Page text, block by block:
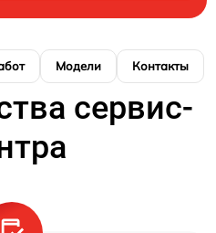
Модели Контакты
сервис-